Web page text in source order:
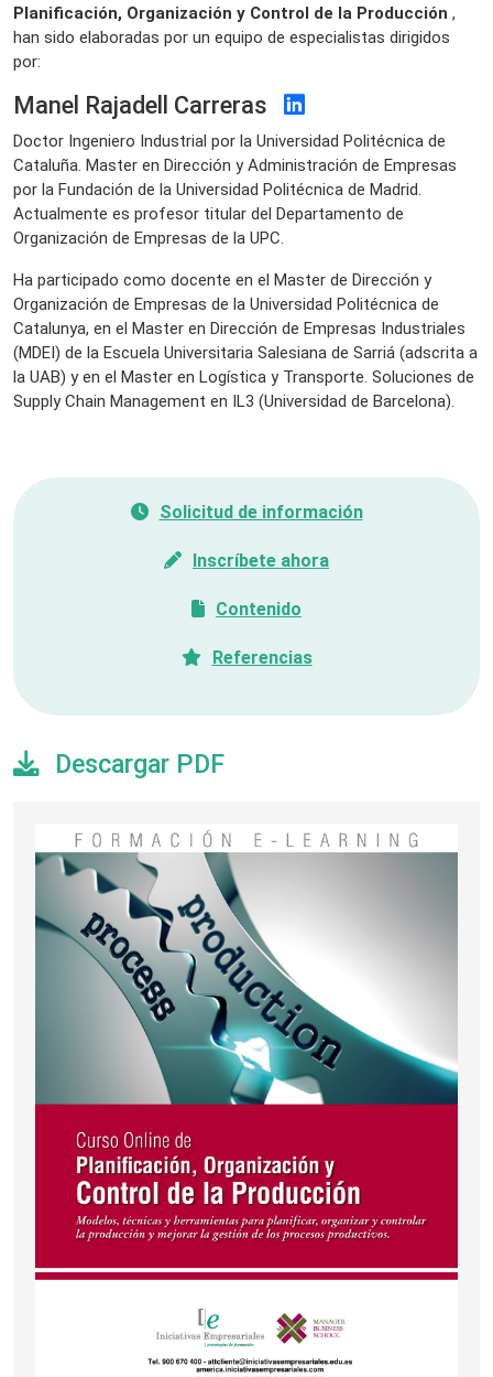
Planificación, Organización y Control de la Producción ,
han sido elaboradas por un equipo de especialistas dirigidos
por:
Manel Rajadell Carreras
Doctor Ingeniero Industrial por la Universidad Politécnica de
Cataluña. Master en Dirección y Administración de Empresas
por la Fundación de la Universidad Politécnica de Madrid.
Actualmente es profesor titular del Departamento de
Organización de Empresas de la UPC.
Ha participado como docente en el Master de Dirección y
Organización de Empresas de la Universidad Politécnica de
Catalunya, en el Master en Dirección de Empresas Industriales
(MDEI) de la Escuela Universitaria Salesiana de Sarriá (adscrita a
la UAB) y en el Master en Logística y Transporte. Soluciones de
Supply Chain Management en IL3 (Universidad de Barcelona).
Solicitud de información
Inscríbete ahora
Contenido
Referencias
Descargar PDF